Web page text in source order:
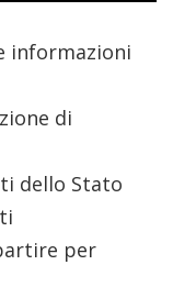
informazioni
di
dello Stato
per